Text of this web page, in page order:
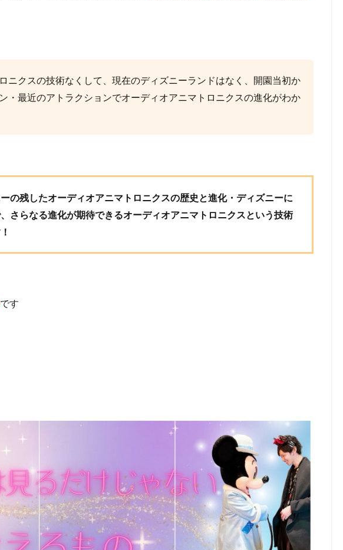
ニクスの技術なくして、現在のディズニーランドはなく、開園当初か
・最近のアトラクションでオーディオアニマトロニクスの進化がわか
の残したオーディオアニマトロニクスの歴史と進化・ディズニーに
さらなる進化が期待できるオーディオアニマトロニクスという技術
です